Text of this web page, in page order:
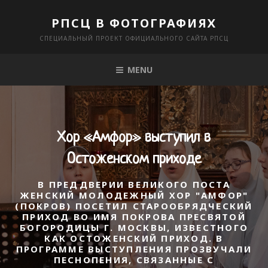
РПСЦ В ФОТОГРАФИЯХ
СПЕЦИАЛЬНЫЙ ПРОЕКТ ОФИЦИАЛЬНОГО САЙТА РПСЦ
MENU
Хор «Амфор» выступил в
Остоженском приходе
В ПРЕДДВЕРИИ ВЕЛИКОГО ПОСТА
ЖЕНСКИЙ МОЛОДЕЖНЫЙ ХОР "АМФОР"
(ПОКРОВ) ПОСЕТИЛ СТАРООБРЯДЧЕСКИЙ
ПРИХОД ВО ИМЯ ПОКРОВА ПРЕСВЯТОЙ
БОГОРОДИЦЫ Г. МОСКВЫ, ИЗВЕСТНОГО
КАК ОСТОЖЕНСКИЙ ПРИХОД. В
ПРОГРАММЕ ВЫСТУПЛЕНИЯ ПРОЗВУЧАЛИ
ПЕСНОПЕНИЯ, СВЯЗАННЫЕ С